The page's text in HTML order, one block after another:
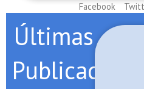
Facebook
Últimas
Publicaciones